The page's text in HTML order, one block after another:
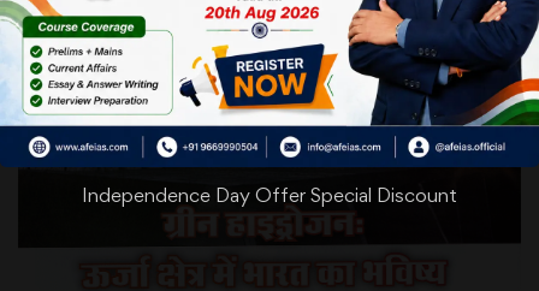
Independence Day Offer Special Discount